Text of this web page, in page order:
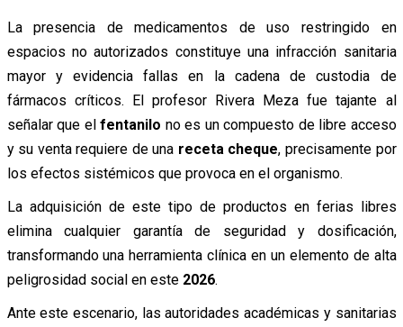
La presencia de medicamentos de uso restringido en
espacios no autorizados constituye una infracción sanitaria
mayor y evidencia fallas en la cadena de custodia de
fármacos críticos. El profesor Rivera Meza fue tajante al
señalar que el fentanilo no es un compuesto de libre acceso
y su venta requiere de una receta cheque, precisamente por
los efectos sistémicos que provoca en el organismo.
La adquisición de este tipo de productos en ferias libres
elimina cualquier garantía de seguridad y dosificación,
transformando una herramienta clínica en un elemento de alta
peligrosidad social en este 2026.
Ante este escenario, las autoridades académicas y sanitarias